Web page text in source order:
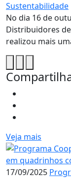
Sustentabilidade
No dia 16 de
Distribuidores de
realizou mais
Veja mais
17/09/2025